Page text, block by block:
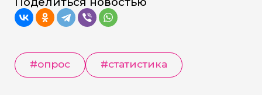
#опрос #статистика